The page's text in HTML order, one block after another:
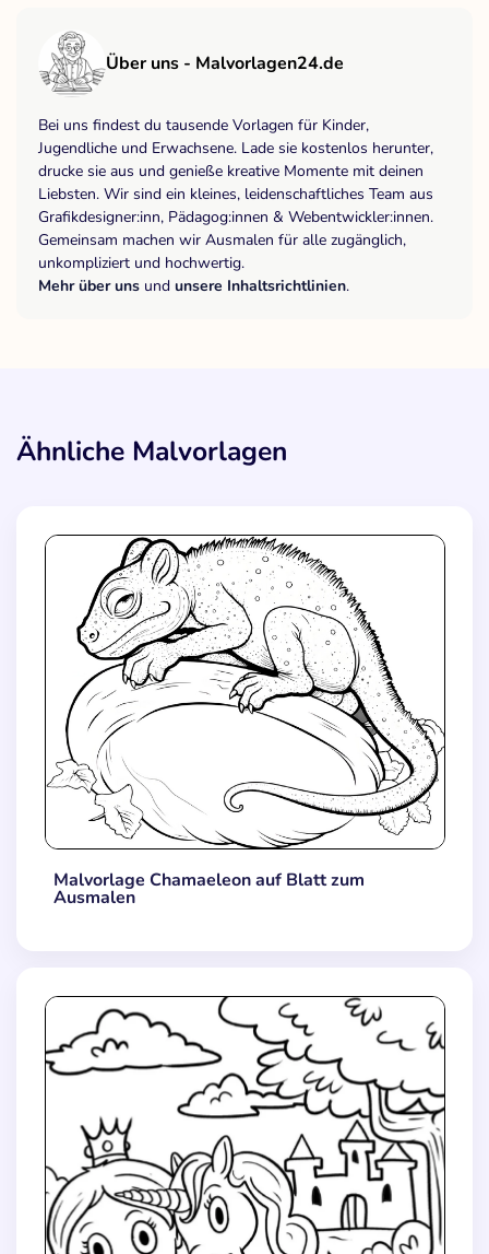
Über uns - Malvorlagen24.de
Bei uns findest du tausende Vorlagen für Kinder,
Jugendliche und Erwachsene. Lade sie kostenlos herunter,
drucke sie aus und genieße kreative Momente mit deinen
Liebsten. Wir sind ein kleines, leidenschaftliches Team aus
Grafikdesigner:inn, Pädagog:innen & Webentwickler:innen.
Gemeinsam machen wir Ausmalen für alle zugänglich,
unkompliziert und hochwertig.
Mehr über uns und unsere Inhaltsrichtlinien.
Ähnliche Malvorlagen
Malvorlage Chamaeleon auf Blatt zum
Ausmalen